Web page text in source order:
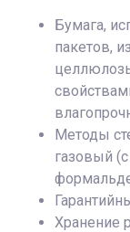
Бумага,
пакетов,
Методы
газовый
Хранение